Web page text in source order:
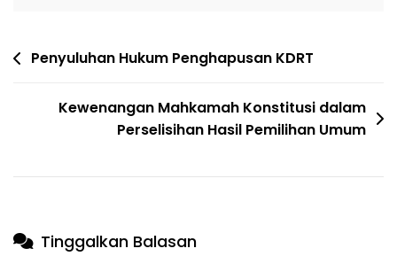
Penyuluhan Hukum Penghapusan KDRT
Kewenangan Mahkamah Konstitusi dalam
Perselisihan Hasil Pemilihan Umum
Tinggalkan Balasan